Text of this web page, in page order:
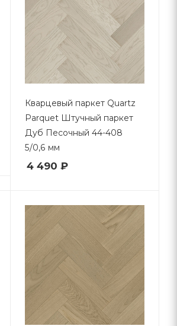
Кварцевый паркет Quartz
Parquet Штучный паркет
Дуб Песочный 44-408
5/0,6 мм
4 490 ₽